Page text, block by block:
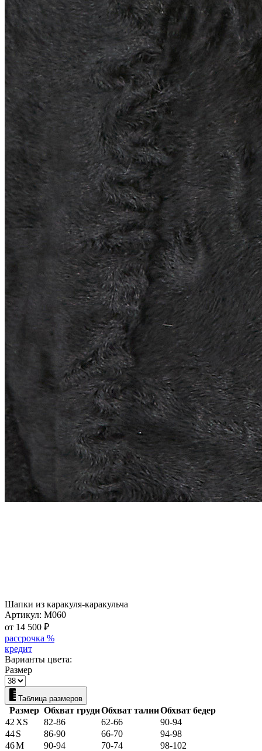
Шапки из каракуля-каракульча
Артикул: M060
от 14 500 ₽
рассрочка %
кредит
Варианты цвета:
Размер
Таблица размеров
Размер Обхват грудиОбхват талииОбхват бедер
42 XS 82-86 62-66
90-94
44S 86-90 66-70
94-98
46M 90-94 70-74
98-102